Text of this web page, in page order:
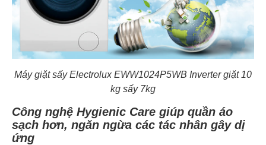
Máy giặt sấy Electrolux EWW1024P5WB Inverter giặt 10
kg sấy 7kg
Công nghệ Hygienic Care giúp quần áo
sạch hơn, ngăn ngừa các tác nhân gây dị
ứng